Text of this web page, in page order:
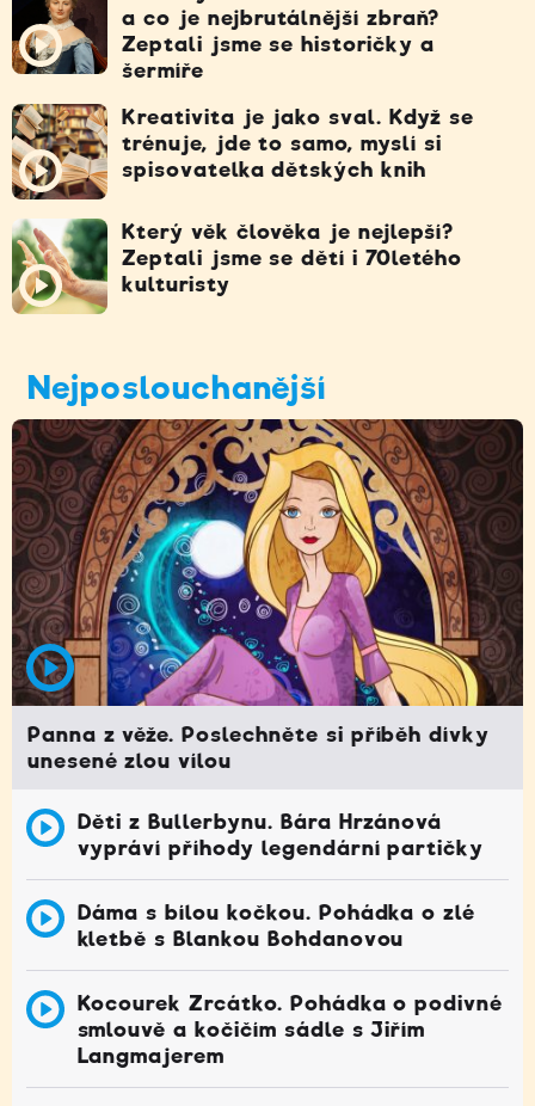
a co je nejbrutálnější zbraň?
Zeptali jsme se historičky a
šermíře
Kreativita je jako sval. Když se
trénuje, jde to samo, myslí si
spisovatelka dětských knih
Který věk člověka je nejlepší?
Zeptali jsme se dětí i 70letého
kulturisty
Nejposlouchanější
Panna z věže. Poslechněte si příběh dívky
unesené zlou vílou
Děti z Bullerbynu. Bára Hrzánová
vypráví příhody legendární partičky
Dáma s bílou kočkou. Pohádka o zlé
kletbě s Blankou Bohdanovou
Kocourek Zrcátko. Pohádka o podivné
smlouvě a kočičím sádle s Jiřím
Langmajerem